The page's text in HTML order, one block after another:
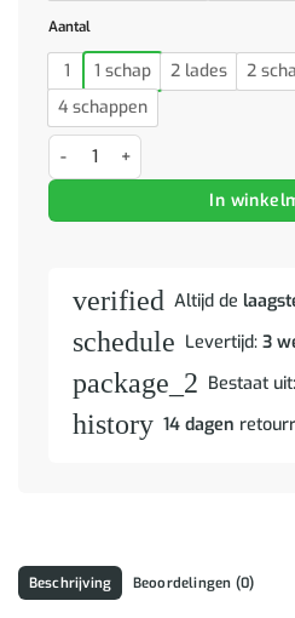
Aantal
1 1 schap 2 lades 2
4 schappen
Kledingkast 30x50x200 cm
In
verified Altijd de
schedule Levertijd: 3
package_2 Bestaat uit:
history 14 dagen
Beschrijving Beoordelingen (0)